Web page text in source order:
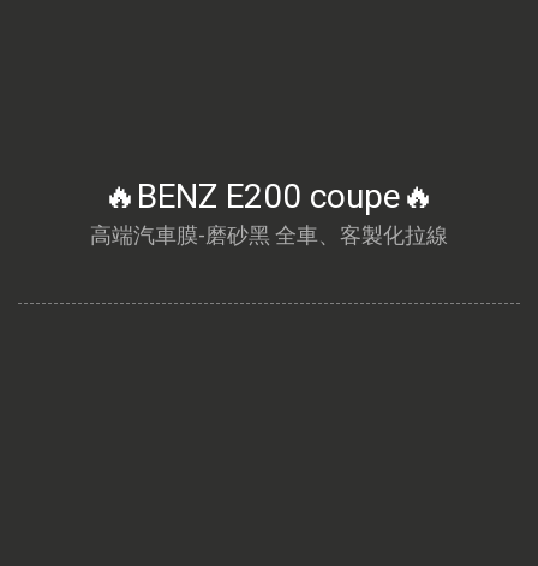
🔥BENZ E200 coupe🔥
高端汽車膜-磨砂黑 全車、客製化拉線